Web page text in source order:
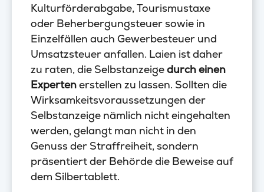
Kulturförderabgabe, Tourismustaxe
oder Beherbergungsteuer sowie in
Einzelfällen auch Gewerbesteuer und
Umsatzsteuer anfallen. Laien ist daher
zu raten, die Selbstanzeigedurch einen
Expertenerstellen zu lassen. Sollten die
Wirksamkeitsvoraussetzungen der
Selbstanzeige nämlich nicht eingehalten
werden, gelangt man nicht in den
Genuss der Straffreiheit, sondern
präsentiert der Behörde die Beweise auf
dem Silbertablett.